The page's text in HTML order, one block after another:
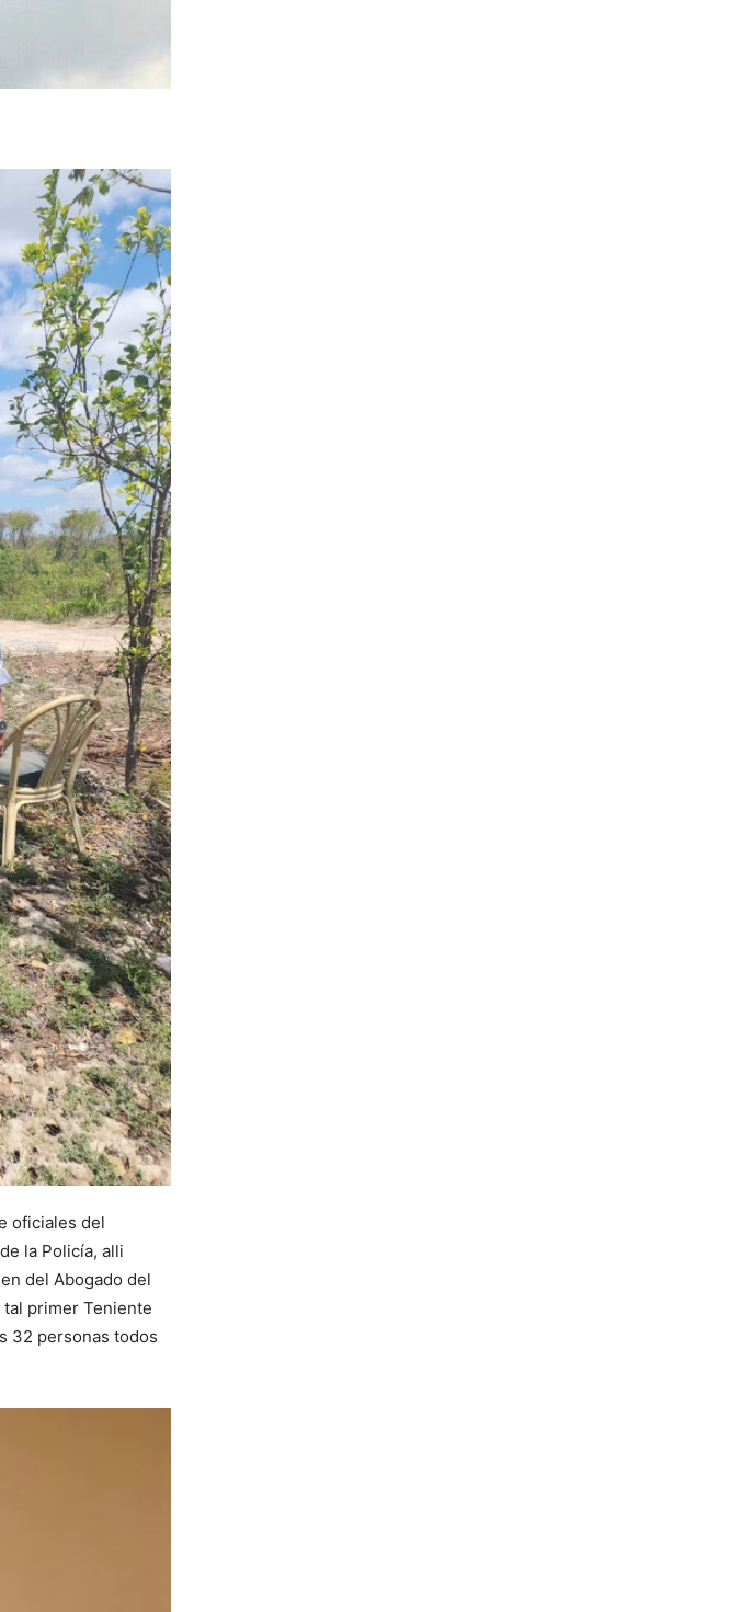
oficiales del
la Policía, alli
del Abogado del
primer Teniente
32 personas todos